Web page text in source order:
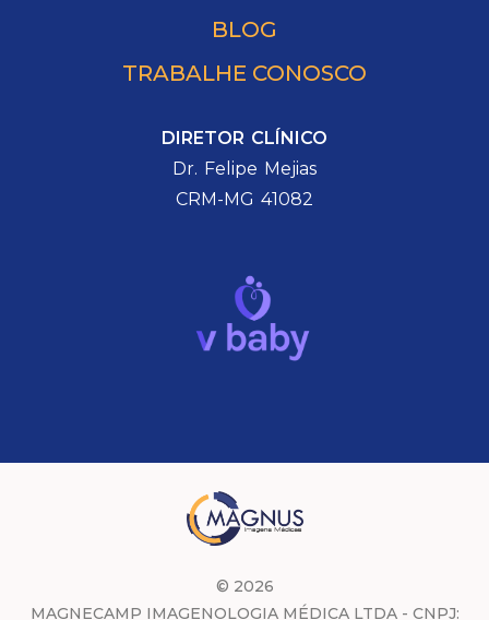
BLOG
TRABALHE CONOSCO
DIRETOR CLÍNICO
Dr. Felipe Mejias
CRM-MG 41082
© 2026
MAGNECAMP IMAGENOLOGIA MÉDICA LTDA - CNPJ: